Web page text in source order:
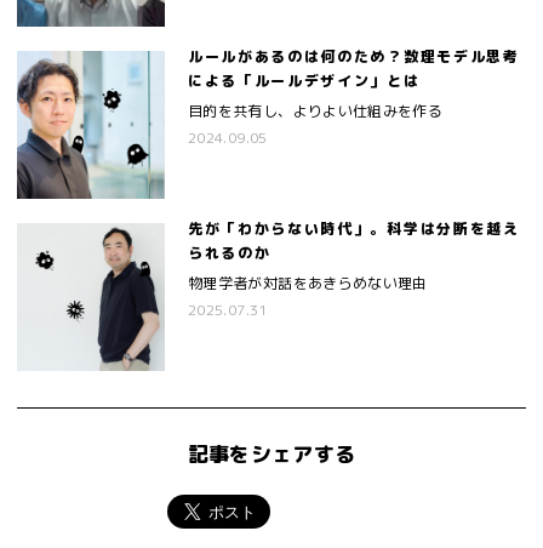
ルールがあるのは何のため？数理モデル思考
による「ルールデザイン」とは
目的を共有し、よりよい仕組みを作る
2024.09.05
先が「わからない時代」。科学は分断を越え
られるのか
物理学者が対話をあきらめない理由
2025.07.31
記事をシェアする